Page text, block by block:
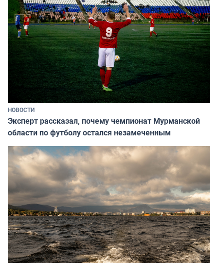
НОВОСТИ
Эксперт рассказал, почему чемпионат Мурманской
области по футболу остался незамеченным